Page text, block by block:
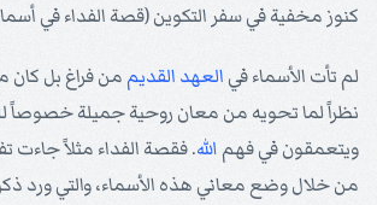
كنوز مخفية في سفر التكوين (قصة الفداء في
لم تأت الأسماء في العهد القديم من فراغ بل
نظراً لما تحويه من معان روحية جميلة خصوصاً
ويتعمقون في فهم الله. فقصة الفداء مثلاً جاءت
من خلال وضع معاني هذه الأسماء، والتي ورد